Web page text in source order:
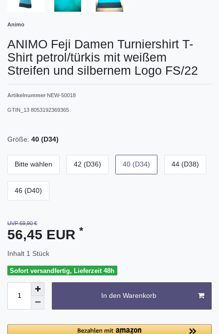
Animo
ANIMO Feji Damen Turniershirt T-
Shirt petrol/türkis mit weißem
Streifen und silbernem Logo FS/22
Artikelnummer NEW-50018
GTIN_13 8053192369365
Größe: 40 (D34)
Bitte wählen 42 (D36) 40 (D34) 44 (D38)
46 (D40)
UVP 69,90 €
56,45 EUR *
Inhalt 1 Stück
Sofort versandfertig, Lieferzeit 48h
In den Warenkorb